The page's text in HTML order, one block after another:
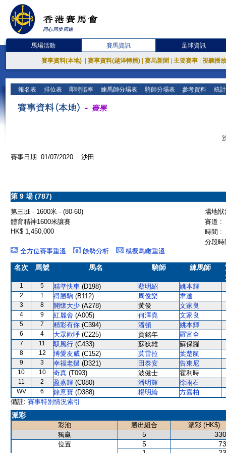
馬場活動 賽馬資訊 足球資訊
賽事資料(本地) 賽事資料(越洋轉播) 賽馬新聞 主要賽事 視聽播
報名表 排位表 即時賠率 練馬師分場表 騎師分場表 參考資料 統
賽事日期: 01/07/2020 沙田
第 9 場 (787)
第三班 - 1600米 - (80-60)
場地
體育精神1600米讓賽
賽道 :
HK$ 1,450,000
時間 :
分段
全方位賽事重溫
餘勢分析 模擬鳥瞰重溫
名次 馬號 馬名 騎師 練馬師
1 5 精準快車 (D198) 蔡明紹 姚本輝
2 1 得勝駒 (B112) 周俊樂 韋達
3 8 開懷大少 (A278) 黃俊 文家良
4 9 紅麗舍 (A005) 何澤堯 文家良
5 7 精彩有你 (C394) 潘頓 姚本輝
6 4 大眾歡呼 (C225) 賀銘年 羅富全
7 11 馭風行 (C433) 蘇狄雄 蘇保羅
8 12 博愛友威 (C152) 莫雷拉 葉楚航
9 3 幸福老撾 (D321) 田泰安 告東尼
10 10 奇真 (T093) 波健士 霍利時
11 2 盈嘉輝 (C080) 潘明輝 徐雨石
WV 6 鐘意寶 (D388) 楊明綸
方嘉柏
備註: 賽事特別情況索引
派彩
彩池 勝出組合
派彩 (HK$)
獨贏
5
位置 5